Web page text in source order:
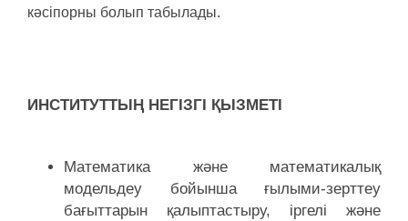
кәсіпорны болып табылады.
ИНСТИТУТТЫҢ НЕГІЗГІ ҚЫЗМЕТІ
Математика және математикалық
модельдеу бойынша ғылыми-зерттеу
бағыттарын қалыптастыру, іргелі және